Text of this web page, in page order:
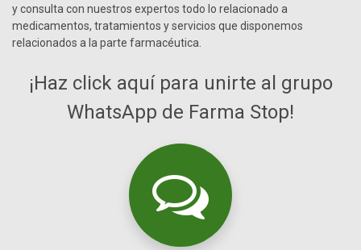
y consulta con nuestros expertos todo lo relacionado a
medicamentos, tratamientos y servicios que disponemos
relacionados a la parte farmacéutica.
¡Haz click aquí para unirte al grupo
WhatsApp de Farma Stop!